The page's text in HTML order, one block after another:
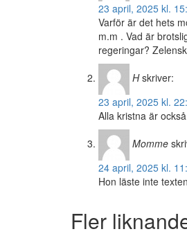
23 april, 2025 kl.
Varför är det hets
m.m . Vad är
regeringar?
H skriver:
23 april, 2025 kl.
Alla kristna är
Momme
24 april, 2025 kl.
Hon läste inte
Fler